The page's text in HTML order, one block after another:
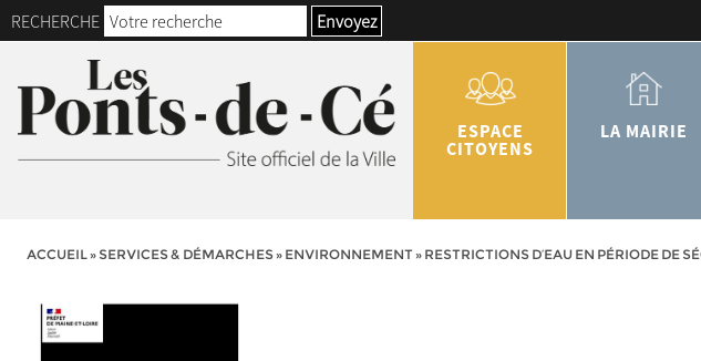
RECHERCHE Envoyez
ESPACE
CITOYENS
LA MAIRIE
ACCUEIL» SERVICES & DÉMARCHES» ENVIRONNEMENT» RESTRICTIONS D’EAU EN PÉRIODE DE